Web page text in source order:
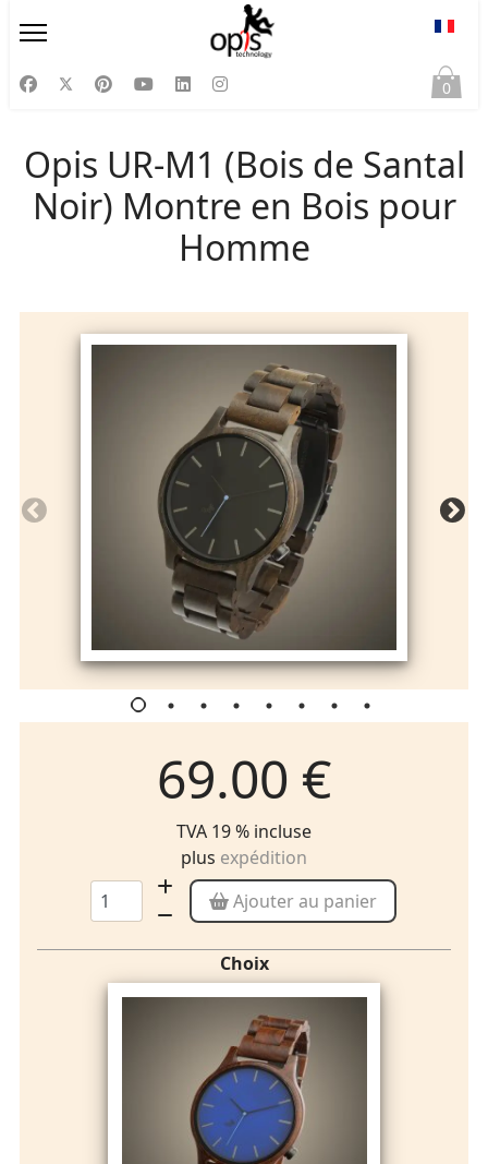
0
Opis UR-M1 (Bois de Santal
Noir) Montre en Bois pour
Homme
69.00 €
TVA 19 % incluse
plus expédition
Ajouter au panier
Choix